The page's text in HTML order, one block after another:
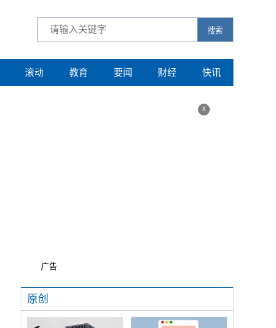
搜索
滚动 教育 要闻 财经 快讯
x
广告
原创